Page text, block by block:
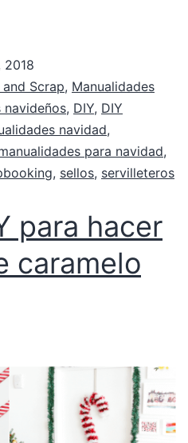
2018
Scrap, Manualidades
navideños, DIY, DIY
navidad,
para navidad,
, sellos, servilleteros
para hacer
caramelo